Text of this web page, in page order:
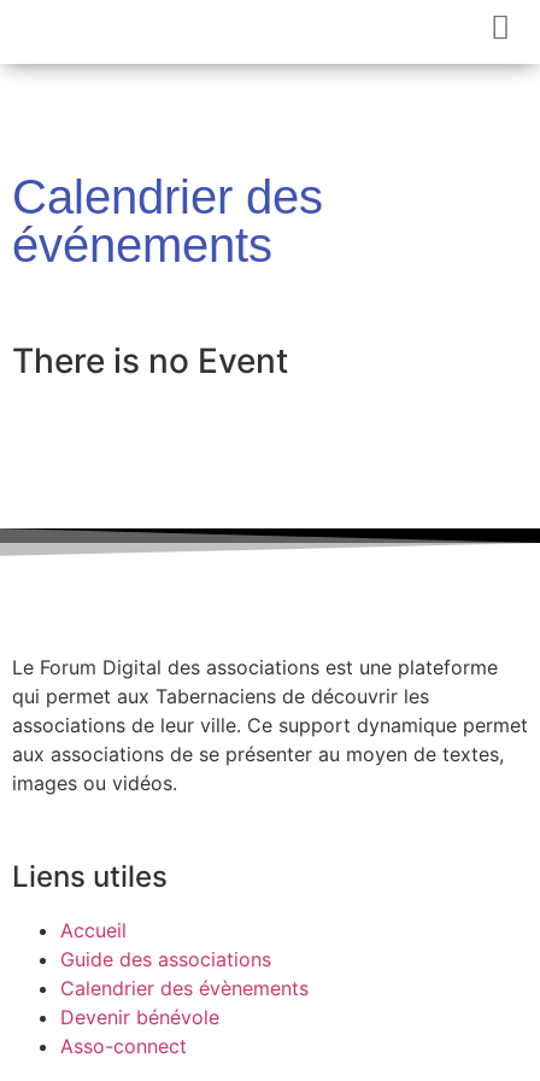
Calendrier des
événements
There is no Event
Le Forum Digital des associations est une plateforme
qui permet aux Tabernaciens de découvrir les
associations de leur ville. Ce support dynamique permet
aux associations de se présenter au moyen de textes,
images ou vidéos.
Liens utiles
Accueil
Guide des associations
Calendrier des évènements
Devenir bénévole
Asso-connect